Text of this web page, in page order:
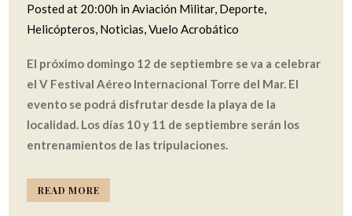
Posted at 20:00h inAviación Militar, Deporte,
Helicópteros, Noticias,Vuelo Acrobático
El próximo domingo 12 de septiembre se va a celebrar
el V Festival Aéreo Internacional Torre del Mar. El
evento se podrá disfrutar desde la playa de la
localidad. Los días 10 y 11 de septiembre serán los
entrenamientos de las tripulaciones.
READ MORE